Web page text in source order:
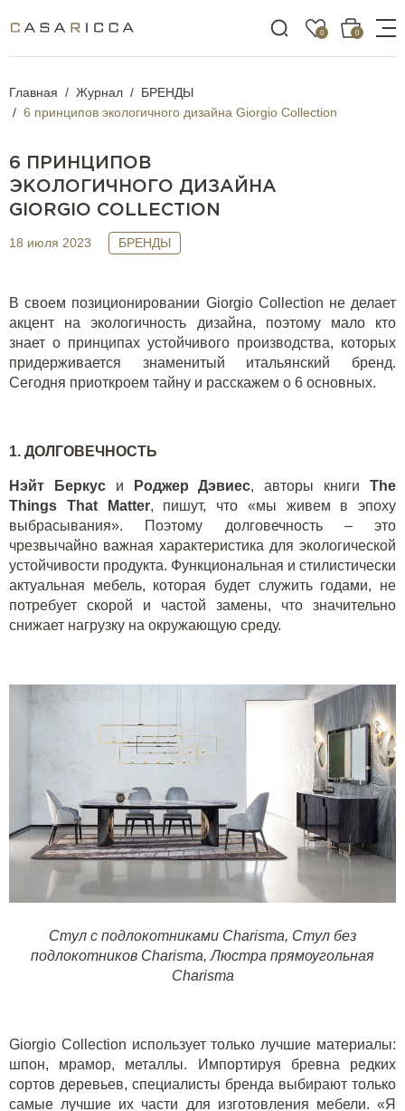
0 0
Главная Журнал
БРЕНДЫ
6 принципов экологичного дизайна Giorgio Collection
6 ПРИНЦИПОВ
ЭКОЛОГИЧНОГО ДИЗАЙНА
GIORGIO COLLECTION
18 июля 2023 БРЕНДЫ
В своем позиционировании Giorgio Collection не делает
акцент на экологичность дизайна, поэтому мало кто
знает о принципах устойчивого производства, которых
придерживается знаменитый итальянский бренд.
Сегодня приоткроем тайну и расскажем о 6 основных.
1. ДОЛГОВЕЧНОСТЬ
Нэйт Беркуси Роджер Дэвиес, авторы книгиThe
Things That Matter, пишут, что «мы живем в эпоху
выбрасывания». Поэтому долговечность – это
чрезвычайно важная характеристика для экологической
устойчивости продукта. Функциональная и стилистически
актуальная мебель, которая будет служить годами, не
потребует скорой и частой замены, что значительно
снижает нагрузку на окружающую среду.
Стул с подлокотниками Charisma, Стул без
подлокотников Charisma,Люстра прямоугольная
Charisma
Giorgio Collection использует только лучшие материалы:
шпон, мрамор, металлы. Импортируя бревна редких
сортов деревьев, специалисты бренда выбирают только
самые лучшие их части для изготовления мебели. «Я